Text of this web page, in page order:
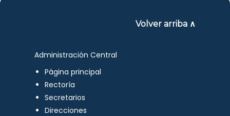
Volver arriba ∧
Administración Central
Página principal
Rectoría
Secretarios
Direcciones